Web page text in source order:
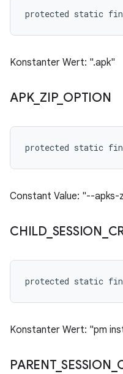
protected static
Konstanter Wert: ".apk"
APK_ ZIP_ OPTION
protected static
Constant Value: "--apks-
CHILD_ SESSION
protected static final
Konstanter Wert: "pm
PARENT_SESSION